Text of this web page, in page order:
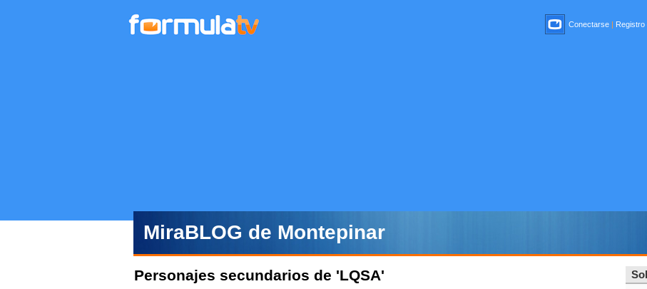
Conectarse | Registro
MiraBLOG de Montepinar
Personajes secundarios de 'LQSA'